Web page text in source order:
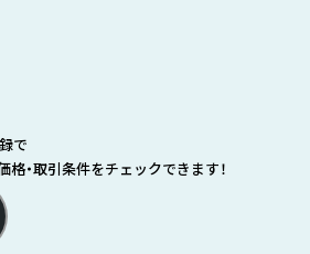
で
格・取引条件をチェックできます！